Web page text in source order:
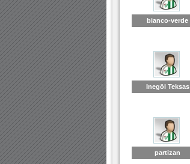
bianco-verde
Inegöl Teksas
partizan